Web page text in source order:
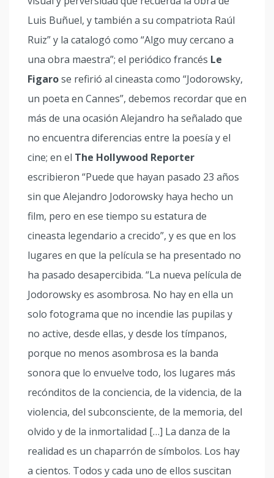
Luis Buñuel, y también a su compatriota Raúl
Ruiz” y la catalogó como “Algo muy cercano a
una obra maestra”; el periódico francés Le
Figarose refirió al cineasta como “Jodorowsky,
un poeta en Cannes”, debemos recordar que en
más de una ocasión Alejandro ha señalado que
no encuentra diferencias entre la poesía y el
cine; en el The Hollywood Reporter
escribieron “Puede que hayan pasado 23 años
sin que Alejandro Jodorowsky haya hecho un
film, pero en ese tiempo su estatura de
cineasta legendario a crecido”, y es que en los
lugares en que la película se ha presentado no
ha pasado desapercibida. “La nueva película de
Jodorowsky es asombrosa. No hay en ella un
solo fotograma que no incendie las pupilas y
no active, desde ellas, y desde los tímpanos,
porque no menos asombrosa es la banda
sonora que lo envuelve todo, los lugares más
recónditos de la conciencia, de la videncia, de la
violencia, del subconsciente, de la memoria, del
olvido y de la inmortalidad […] La danza de la
realidad es un chaparrón de símbolos. Los hay
a cientos. Todos y cada uno de ellos suscitan